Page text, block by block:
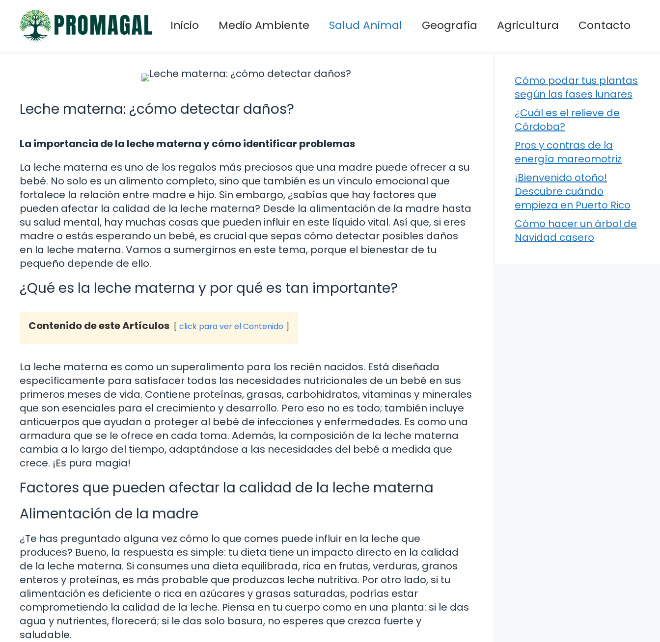
contenido
Inicio Medio Ambiente Salud Animal Geografía Agricultura Contacto
Leche materna: ¿cómo detectar daños?
La importancia de la leche materna y cómo identificar problemas
La leche materna es uno de los regalos más preciosos que una madre puede ofrecer a su
bebé. No solo es un alimento completo, sino que también es un vínculo emocional que
fortalece la relación entre madre e hijo. Sin embargo, ¿sabías que hay factores que
pueden afectar la calidad de la leche materna? Desde la alimentación de la madre hasta
su salud mental, hay muchas cosas que pueden influir en este líquido vital. Así que, si eres
madre o estás esperando un bebé, es crucial que sepas cómo detectar posibles daños
en la leche materna. Vamos a sumergirnos en este tema, porque el bienestar de tu
pequeño depende de ello.
¿Qué es la leche materna y por qué es tan importante?
Contenido de este Artículos click para ver el Contenido
La leche materna es como un superalimento para los recién nacidos. Está diseñada
específicamente para satisfacer todas las necesidades nutricionales de un bebé en sus
primeros meses de vida. Contiene proteínas, grasas, carbohidratos, vitaminas y minerales
que son esenciales para el crecimiento y desarrollo. Pero eso no es todo; también incluye
anticuerpos que ayudan a proteger al bebé de infecciones y enfermedades. Es como una
armadura que se le ofrece en cada toma. Además, la composición de la leche materna
cambia a lo largo del tiempo, adaptándose a las necesidades del bebé a medida que
crece. ¡Es pura magia!
Factores que pueden afectar la calidad de la leche materna
Alimentación de la madre
¿Te has preguntado alguna vez cómo lo que comes puede influir en la leche que
produces? Bueno, la respuesta es simple: tu dieta tiene un impacto directo en la calidad
de la leche materna. Si consumes una dieta equilibrada, rica en frutas, verduras, granos
enteros y proteínas, es más probable que produzcas leche nutritiva. Por otro lado, si tu
alimentación es deficiente o rica en azúcares y grasas saturadas, podrías estar
comprometiendo la calidad de la leche. Piensa en tu cuerpo como en una planta: si le das
agua y nutrientes, florecerá; si le das solo basura, no esperes que crezca fuerte y
saludable.
Cómo podar tus plantas
según las fases lunares
¿Cuál es el relieve de
Córdoba?
Pros y contras de la
energía mareomotriz
¡Bienvenido otoño!
Descubre cuándo
empieza en Puerto Rico
Cómo hacer un árbol de
Navidad casero